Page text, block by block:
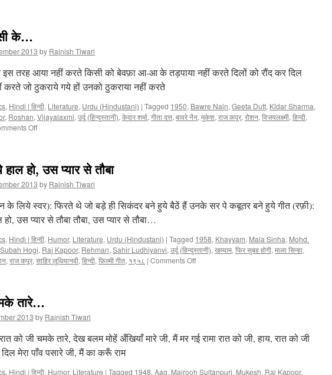
विसाल-
ए-
के…
2013 by Rajnish Tiwari
तरह आया नहीं करते किसी को बेवफ़ा आ-आ के तड़पाया नहीं करते दिलों को रौंद कर दिल
करते जो ठुकराये गये हों उनको ठुकराया नहीं करते
, Hindi | हिन्दी, Literature, Urdu (Hindustani) | Tagged 1950, Bawre Nain, Geeta Dutt, Kidar Sharma,
, Roshan, Vijayalaxmi, उर्दू (हिन्दुस्तानी), केदार शर्मा, गीता दत्त, बावरे नैन, मुकेश, राज कपूर, रोशन, विजयलक्ष्मी, हिन्दी,
Off
के…
हो, उस प्यार से तौबा
2013 by Rajnish Tiwari
के लिये स्वर): फिरते थे जो बड़े ही सिकंदर बने हुये बैठें हैं उनके सर पे कबूतर बने हुये गीत (रफ़ी):
हो, उस प्यार से तौबा तौबा, उस प्यार से तौबा…
, Hindi | हिन्दी, Humor, Literature, Urdu (Hindustani) | Tagged 1958, Khayyam, Mala Sinha, Mohd.
Hogi, Raj Kapoor, Rehman, Sahir Ludhiyanvi, उर्दू (हिन्दुस्तानी), खय्याम, फिर सुबह होगी, माला सिन्हा,
, राज कपूर, साहिर लुधियानवी, हिन्दी, फ़िल्मी गीत, १९५८ | Comments Off
उस
प्यार
तारे…
2013 by Rajnish Tiwari
को जी चमके तारे, देख बलम मोहें अँखियाँ मारे जी, मैं मर गई रामा रात को जी, हाय, रात को जी
मेरा पाँव पसारे जी, मैं का करूँ राम
, Hindi | हिन्दी, Humor, Literature | Tagged 1948, Aag, Majrooh Sultanpuri, Mukesh, Raj Kapoor,